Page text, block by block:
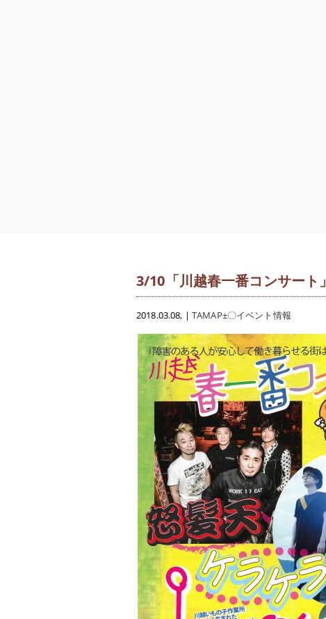
3/10「川越春一番コンサート」
2018.03.08, | TAMAP±〇イベント情報